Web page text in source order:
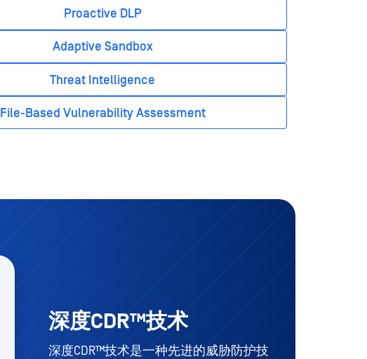
Proactive DLP
Adaptive Sandbox
Threat Intelligence
File-Based Vulnerability Assessment
深度CDR™技术
深度CDR™技术是一种先进的威胁防护技